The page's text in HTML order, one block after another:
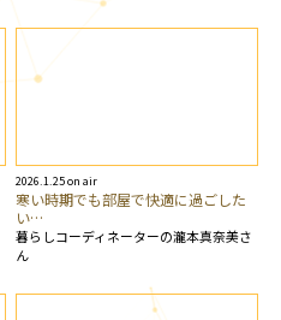
2026.1.25 on air
寒い時期でも部屋で快適に過ごした
い…
暮らしコーディネーターの瀧本真奈美さ
ん